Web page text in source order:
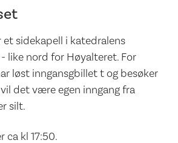
sidekapell i katedralens
like nord for Høyalteret. For
løst inngansgbillet t og besøker
det være egen inngang fra
silt.
ca kl 17:50.